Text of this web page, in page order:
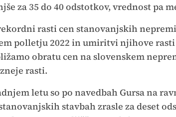
za 35 do 40 odstotkov, vrednost pa
rasti cen stanovanjskih
polletju 2022 in umiritvi njihove rasti
obratu cen na slovenskem
rasti.
letu so po navedbah Gursa na
stavbah zrasle za deset